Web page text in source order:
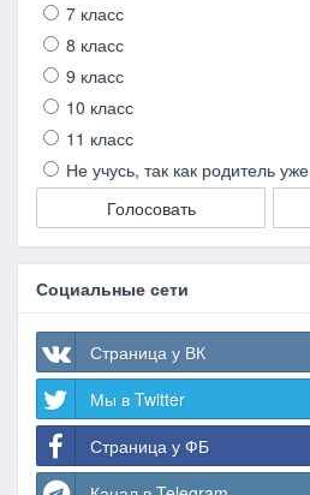
7 класс
8 класс
9 класс
10 класс
11 класс
Не учусь, так как родитель уже
Голосовать
Социальные сети
Страница у ВК
Мы в Twitter
Страница у ФБ